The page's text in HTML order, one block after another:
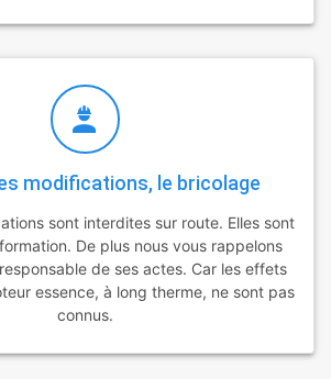
modifications, le bricolage
sont interdites sur route. Elles sont
De plus nous vous rappelons
de ses actes. Car les effets
essence, à long therme, ne sont pas
connus.